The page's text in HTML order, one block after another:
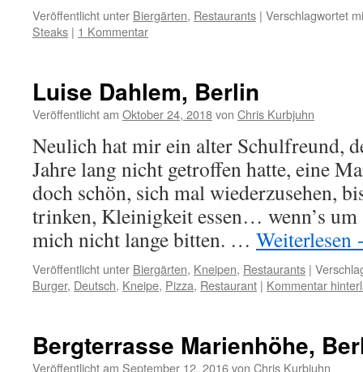
Veröffentlicht unter Biergärten, Restaurants | Verschlagwortet
Steaks | 1 Kommentar
Luise Dahlem, Berlin
Veröffentlicht am Oktober 24, 2018von Chris Kurbjuhn
Neulich hat mir ein alter Schulfreund,
Jahre lang nicht getroffen hatte, eine
doch schön, sich mal wiederzusehen,
trinken, Kleinigkeit essen… wenn’s um
mich nicht lange bitten. … Weiterlesen
Veröffentlicht unter Biergärten, Kneipen, Restaurants |
Burger, Deutsch, Kneipe, Pizza, Restaurant | Kommentar
Bergterrasse Marienhöhe,
Veröffentlicht am September 12, 2016von Chris Kurbjuhn